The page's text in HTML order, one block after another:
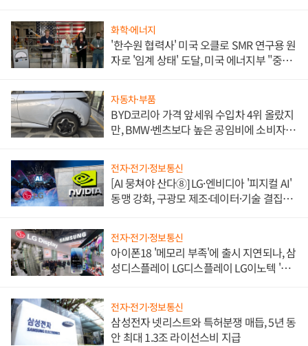
화학·에너지
'한수원 협력사' 미국 오클로 SMR 연구용 원
자로 '임계 상태' 도달, 미국 에너지부 "중요
자동차·부품
BYD코리아 가격 앞세워 수입차 4위 올랐지
만, BMW·벤츠보다 높은 공임비에 소비자
전자·전기·정보통신
[AI 뭉쳐야 산다⑧] LG·엔비디아 '피지컬 AI'
동맹 강화, 구광모 제조·데이터·기술 결집
전자·전기·정보통신
아이폰18 '메모리 부족'에 출시 지연되나, 삼
성디스플레이 LG디스플레이 LG이노텍 '탈
전자·전기·정보통신
삼성전자 넷리스트와 특허분쟁 매듭, 5년 동
안 최대 1.3조 라이선스비 지급